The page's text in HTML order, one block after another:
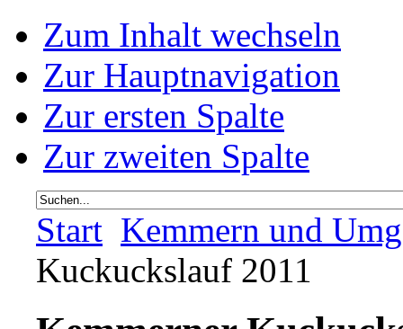
Zum Inhalt wechseln
Zur Hauptnavigation
Zur ersten Spalte
Zur zweiten Spalte
Start Kemmern und
Kuckuckslauf 2011